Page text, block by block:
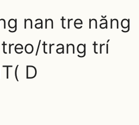
nan tre năng
trang trí
D